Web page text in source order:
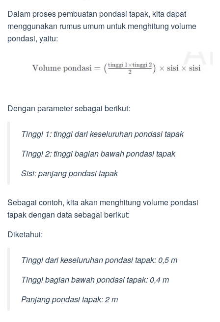
Dalam proses pembuatan pondasi tapak, kita dapat
menggunakan rumus umum untuk menghitung volume
pondasi, yaitu:
Dengan parameter sebagai berikut:
Tinggi 1: tinggi dari keseluruhan pondasi tapak
Tinggi 2: tinggi bagian bawah pondasi tapak
Sisi: panjang pondasi tapak
Sebagai contoh, kita akan menghitung volume pondasi
tapak dengan data sebagai berikut:
Diketahui:
Tinggi dari keseluruhan pondasi tapak: 0,5 m
Tinggi bagian bawah pondasi tapak: 0,4 m
Panjang pondasi tapak: 2 m